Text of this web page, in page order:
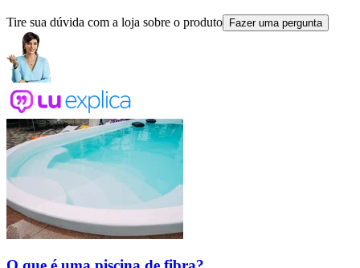
Tire sua dúvida com a loja sobre o produto Fazer uma pergunta